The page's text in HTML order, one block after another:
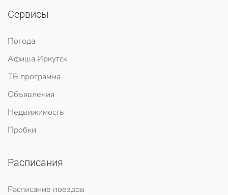
Сервисы
Погода
Афиша Иркутск
ТВ программа
Объявления
Недвижимость
Пробки
Расписания
Расписание поездов